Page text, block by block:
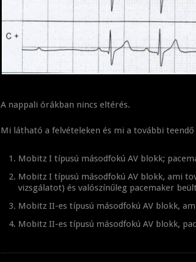
A nappali órákban nincs eltérés.
Mi látható a felvételeken és mi a további teendő
Mobitz I típusú másodfokú AV blokk;
Mobitz I típusú másodfokú AV blokk, ami
vizsgálatot) és valószínűleg pacemaker
Mobitz II-es típusú másodfokú AV blokk,
Mobitz II-es típusú másodfokú AV blokk,